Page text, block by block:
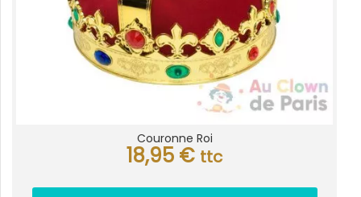
Couronne Roi
18,95 € ttc